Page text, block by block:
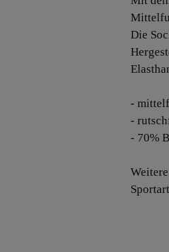
Die
-
-
- 70%
Weitere